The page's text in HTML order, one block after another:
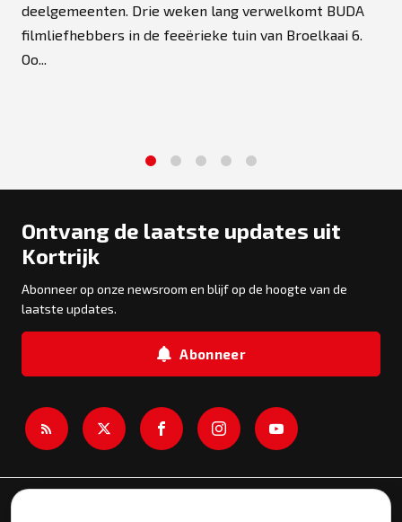
deelgemeenten. Drie weken lang verwelkomt BUDA
filmliefhebbers in de feeërieke tuin van Broelkaai 6.
Oo...
Ontvang de laatste updates uit
Kortrijk
Abonneer op onze newsroom en blijf op de hoogte van de
laatste updates.
Abonneer